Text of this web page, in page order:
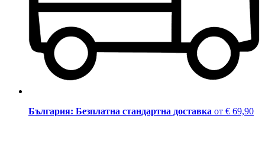
България: Безплатна стандартна доставка от € 69,90